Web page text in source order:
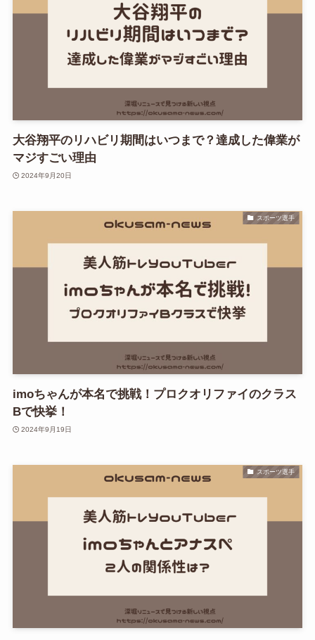
大谷翔平のリハビリ期間はいつまで？達成した偉業が
マジすごい理由
2024年9月20日
スポーツ選手
imoちゃんが本名で挑戦！プロクオリファイのクラス
Bで快挙！
2024年9月19日
スポーツ選手